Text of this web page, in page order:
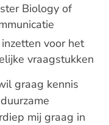
Biology of
voor het
vraagstukken
graag kennis
mij graag in